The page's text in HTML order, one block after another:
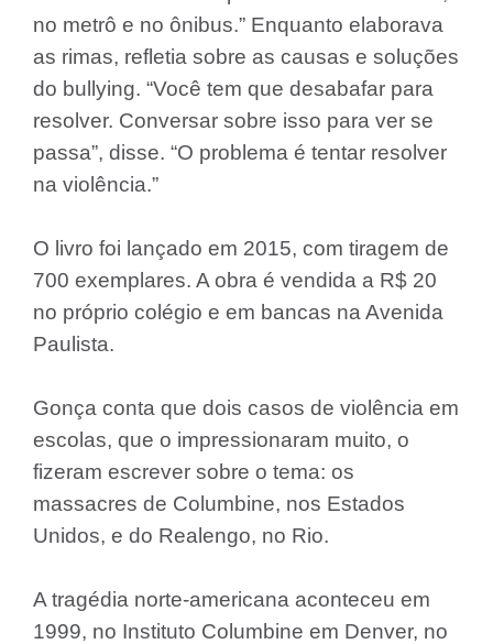
no metrô e no ônibus.” Enquanto elaborava
as rimas, refletia sobre as causas e soluções
do bullying. “Você tem que desabafar para
resolver. Conversar sobre isso para ver se
passa”, disse. “O problema é tentar resolver
na violência.”
O livro foi lançado em 2015, com tiragem de
700 exemplares. A obra é vendida a R$ 20
no próprio colégio e em bancas na Avenida
Paulista.
Gonça conta que dois casos de violência em
escolas, que o impressionaram muito, o
fizeram escrever sobre o tema: os
massacres de Columbine, nos Estados
Unidos, e do Realengo, no Rio.
A tragédia norte-americana aconteceu em
1999, no Instituto Columbine em Denver, no